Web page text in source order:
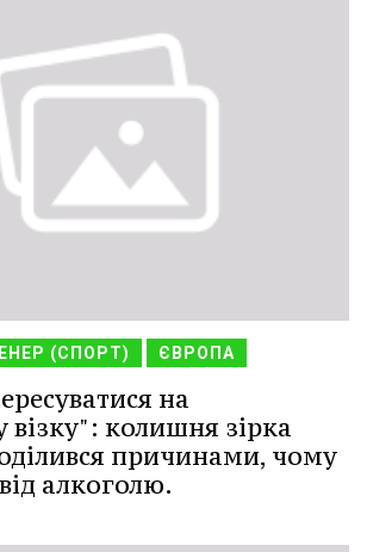
(СПОРТ) ЄВРОПА
на
візку": колишня зірка
причинами, чому
алкоголю.